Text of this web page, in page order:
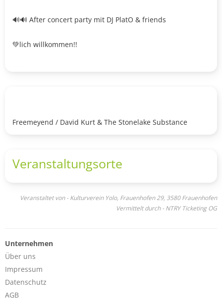
🔊🔊 After concert party mit DJ PlatO & friends
💚lich willkommen!!
Freemeyend / David Kurt & The Stonelake Substance
Veranstaltungsorte
Veranstaltet von - Kulturverein Yolo, Frauenhofen 29, 3580 Frauenhofen
Vermittelt durch - NTRY Ticketing OG
Unternehmen
Über uns
Impressum
Datenschutz
AGB